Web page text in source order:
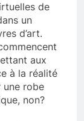
de
un
d’art.
aux
à la réalité
une robe
non?